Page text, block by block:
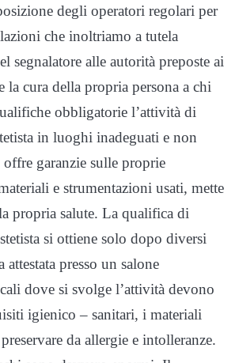
degli operatori regolari per
che inoltriamo a tutela
segnalatore alle autorità preposte ai
cura della propria persona a chi
obbligatorie l’attività di
in luoghi inadeguati e non
garanzie sulle proprie
e strumentazioni usati, mette
propria salute. La qualifica di
si ottiene solo dopo diversi
attestata presso un salone
dove si svolge l’attività devono
igienico – sanitari, i materiali
da allergie e intolleranze.